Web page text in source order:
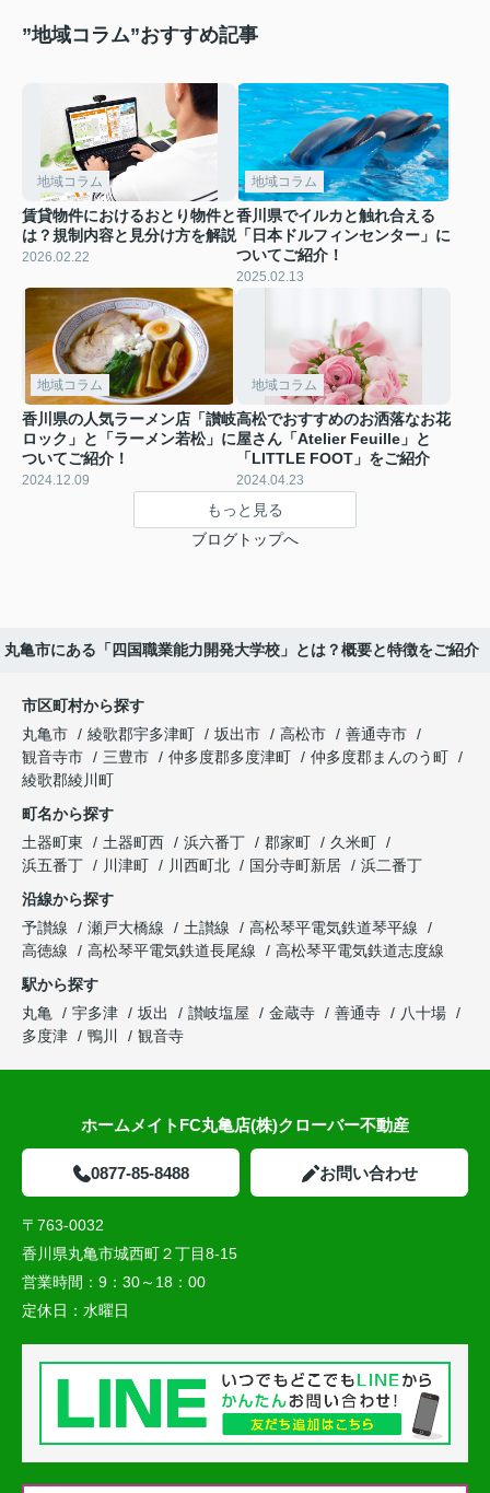
”地域コラム”おすすめ記事
地域コラム
賃貸物件におけるおとり物件と
は？規制内容と見分け方を解説
2026.02.22
地域コラム
香川県でイルカと触れ合える
「日本ドルフィンセンター」に
ついてご紹介！
2025.02.13
地域コラム
香川県の人気ラーメン店「讃岐
ロック」と「ラーメン若松」に
ついてご紹介！
2024.12.09
地域コラム
高松でおすすめのお洒落なお花
屋さん「Atelier Feuille」と
「LITTLE FOOT」をご紹介
2024.04.23
もっと見る
ブログトップへ
丸亀市にある「四国職業能力開発大学校」とは？概要と特徴をご紹介
市区町村から探す
丸亀市
綾歌郡宇多津町 坂出市 高松市
善通寺市
観音寺市
三豊市 仲多度郡多度津町
仲多度郡まんのう町
綾歌郡綾川町
町名から探す
土器町東
土器町西 浜六番丁 郡家町
久米町
浜五番丁
川津町 川西町北 国分寺町新居
浜二番丁
沿線から探す
予讃線
瀬戸大橋線 土讃線
高松琴平電気鉄道琴平線
高徳線
高松琴平電気鉄道長尾線
高松琴平電気鉄道志度線
駅から探す
丸亀
宇多津 坂出 讃岐塩屋 金蔵寺 善通寺
八十場
多度津
鴨川 観音寺
ホームメイトFC丸亀店(株)クローバー不動産
0877-85-8488 お問い合わせ
〒763-0032
香川県丸亀市城西町２丁目8-15
営業時間： 9：30～18：00
定休日： 水曜日